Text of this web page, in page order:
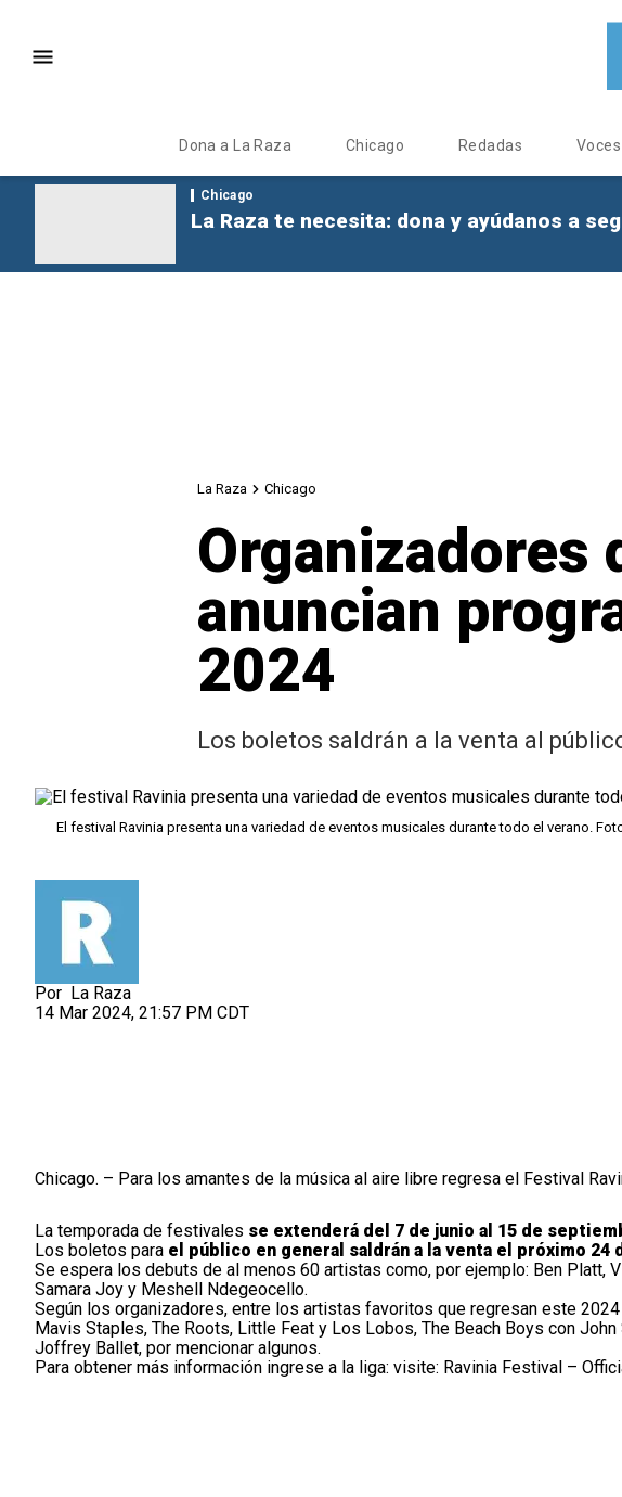
Dona a La Raza Chicago Redadas
Chicago
La Raza te necesita: dona y ayúdanos a
La Raza Chicago
Organizadores
anuncian
2024
Los boletos saldrán a la venta al
El festival Ravinia presenta una variedad de eventos musicales durante todo el verano.
Por La Raza
14 Mar 2024, 21:57 PM CDT
Chicago. – Para los amantes de la música al aire libre regresa el Festival
La temporada de festivales se extenderá del 7 de junio al 15 de
Los boletos para el público en general saldrán a la venta el próximo 24
Se espera los debuts de al menos 60 artistas como, por ejemplo: Ben Platt,
Samara Joy y Meshell Ndegeocello.
Según los organizadores, entre los artistas favoritos que regresan este
Mavis Staples, The Roots, Little Feat y Los Lobos, The Beach Boys con
Joffrey Ballet, por mencionar algunos.
Para obtener más información ingrese a la liga: visite: Ravinia Festival –